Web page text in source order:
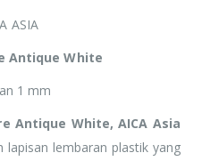
Antique White
1 mm
Antique White, AICA Asia
lapisan lembaran plastik yang